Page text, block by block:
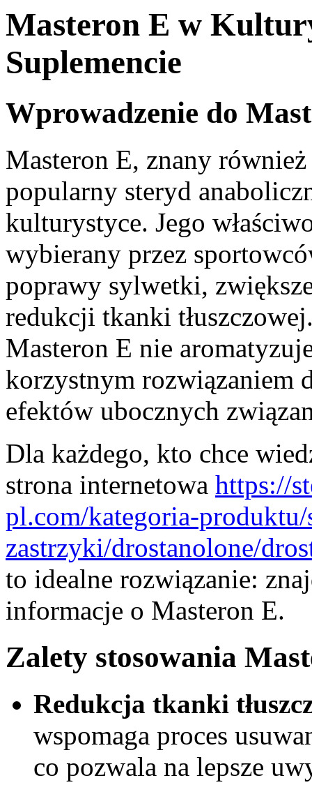
Masteron E w
Suplemencie
Wprowadzenie do
Masteron E, znany
popularny steryd
kulturystyce. Jego
wybierany przez
poprawy sylwetki,
redukcji tkanki
Masteron E nie
korzystnym rozwiązaniem
efektów ubocznych
Dla każdego, kto chce
strona internetowa https://
pl.com/kategoria-
zastrzyki/drostanolone/
to idealne rozwiązanie:
informacje o Masteron E.
Zalety stosowania
Redukcja tkanki
wspomaga proces
co pozwala na lepsze